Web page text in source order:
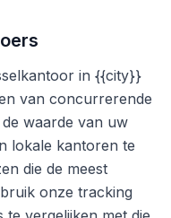
in {{city}}
van concurrerende
waarde van uw
lokale kantoren te
die de meest
onze tracking